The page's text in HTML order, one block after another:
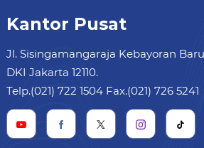
Kantor Pusat
Jl. Sisingamangaraja Kebayoran
DKI Jakarta 12110.
Telp.(021) 722 1504 Fax.(021) 726 5241